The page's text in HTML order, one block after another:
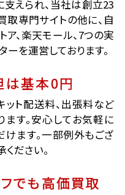
えられ、当社は創立23
取専門サイトの他に、自
ア、楽天モール、7つの実
ーを運営しております。
は基本0円
ト配送料、出張料など
す。安心してお気軽に
ます。一部例外もござ
ください。
でも高価買取